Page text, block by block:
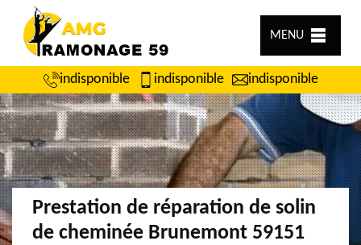
MENU
indisponible indisponible indisponible
Prestation de réparation de solin
de cheminée Brunemont 59151